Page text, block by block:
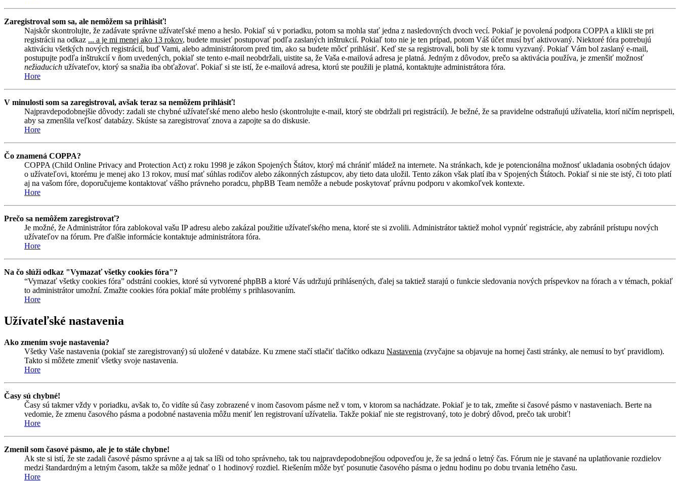
Zaregistroval som sa, ale nemôžem sa prihlásiť!
Najskôr skontrolujte, že zadávate správne užívateľské meno a heslo. Pokiaľ sú v poriadku, potom sa mohla stať jedna z nasledovných dvoch vecí. Pokiaľ je povolená podpora COPPA a klikli ste pri
registrácii na odkaz ... a je mi menej ako 13 rokov, budete musieť postupovať podľa zaslaných inštrukcií. Pokiaľ toto nie je ten prípad, potom Váš účet musí byť aktivovaný. Niektoré fóra potrebujú
aktiváciu všetkých nových registrácií, buď Vami, alebo administrátorom pred tim, ako sa budete môcť prihlásiť. Keď ste sa registrovali, boli by ste k tomu vyzvaný. Pokiaľ Vám bol zaslaný e-mail,
postupujte podľa inštrukcií v ňom uvedených, pokiaľ ste tento e-mail neobdržali, uistite sa, že Vaša e-mailová adresa je platná. Jedným z dôvodov, prečo sa aktivácia používa, je zmenšiť možnosť
nežiaducich užívateľov, ktorý sa snažia iba obťažovať. Pokiaľ si ste istí, že e-mailová adresa, ktorú ste použili je platná, kontaktujte administrátora fóra.
Hore
V minulosti som sa zaregistroval, avšak teraz sa nemôžem prihlásiť!
Najpravdepodobnejšie dôvody: zadali ste chybné užívateľské meno alebo heslo (skontrolujte e-mail, ktorý ste obdržali pri registrácií). Je bežné, že sa pravidelne odstraňujú užívatelia, ktorí ničím neprispeli,
aby sa zmenšila veľkosť databázy. Skúste sa zaregistrovať znova a zapojte sa do diskusie.
Hore
Čo znamená COPPA?
COPPA (Child Online Privacy and Protection Act) z roku 1998 je zákon Spojených Štátov, ktorý má chrániť mládež na internete. Na stránkach, kde je potencionálna možnosť ukladania osobných údajov
o užívateľovi, ktorému je menej ako 13 rokov, musí mať súhlas rodičov alebo zákonných zástupcov, aby tieto data uložil. Tento zákon však platí iba v Spojených Štátoch. Pokiaľ si nie ste istý, či toto platí
aj na vašom fóre, doporučujeme kontaktovať vášho právneho poradcu, phpBB Team nemôže a nebude poskytovať právnu podporu v akomkoľvek kontexte.
Hore
Prečo sa nemôžem zaregistrovať?
Je možné, že Administrátor fóra zablokoval vašu IP adresu alebo zakázal použitie užívateľského mena, ktoré ste si zvolili. Administrátor taktiež mohol vypnúť registrácie, aby zabránil prístupu nových
užívateľov na fórum. Pre ďalšie informácie kontaktuje administrátora fóra.
Hore
Na čo slúži odkaz "Vymazať všetky cookies fóra"?
“Vymazať všetky cookies fóra” odstráni cookies, ktoré sú vytvorené phpBB a ktoré Vás udržujú prihlásených, ďalej sa taktiež starajú o funkcie sledovania nových príspevkov na fórach a v témach, pokiaľ
to administrátor umožní. Zmažte cookies fóra pokiaľ máte problémy s prihlasovaním.
Hore
Užívateľské nastavenia
Ako zmením svoje nastavenia?
Všetky Vaše nastavenia (pokiaľ ste zaregistrovaný) sú uložené v databáze. Ku zmene stačí stlačiť tlačítko odkazu Nastavenia (zvyčajne sa objavuje na hornej časti stránky, ale nemusí to byť pravidlom).
Takto si môžete zmeniť všetky svoje nastavenia.
Hore
Časy sú chybné!
Časy sú takmer vždy v poriadku, avšak to, čo vidíte sú časy zobrazené v inom časovom pásme než v tom, v ktorom sa nachádzate. Pokiaľ je to tak, zmeňte si časové pásmo v nastaveniach. Berte na
vedomie, že zmenu časového pásma a podobné nastavenia môžu meniť len registrovaní užívatelia. Takže pokiaľ nie ste registrovaný, toto je dobrý dôvod, prečo tak urobiť!
Hore
Zmenil som časové pásmo, ale je to stále chybne!
Ak ste si istí, že ste zadali časové pásmo správne a aj tak sa líši od toho správneho, tak tou najpravdepodobnejšou odpoveďou je, že sa jedná o letný čas. Fórum nie je stavané na uplatňovanie rozdielov
medzi štandardným a letným časom, takže sa môže jednať o 1 hodinový rozdiel. Riešením môže byť posunutie časového pásma o jednu hodinu po dobu trvania letného času.
Hore